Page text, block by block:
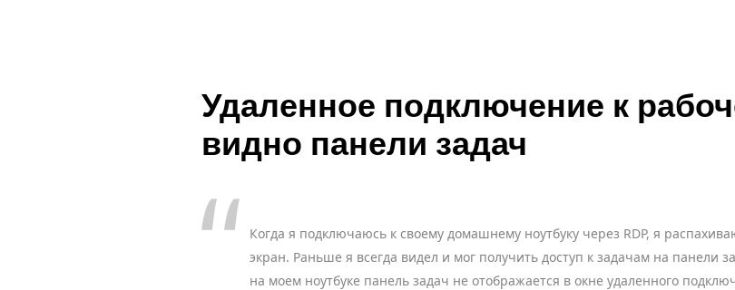
Удаленное подключение к
видно панели задач
Когда я подключаюсь к своему домашнему ноутбуку через RDP, я
экран. Раньше я всегда видел и мог получить доступ к задачам на панели
на моем ноутбуке панель задач не отображается в окне удаленного